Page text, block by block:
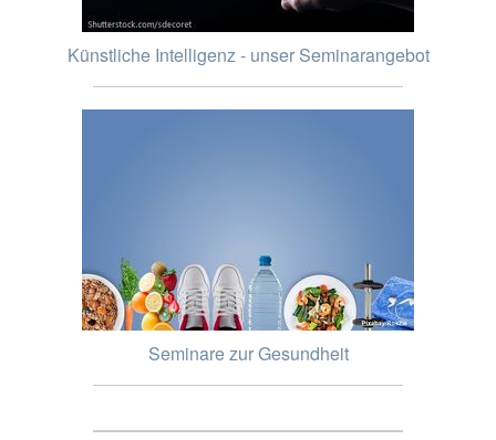
Künstliche Intelligenz - unser Seminarangebot
Seminare zur Gesundheit